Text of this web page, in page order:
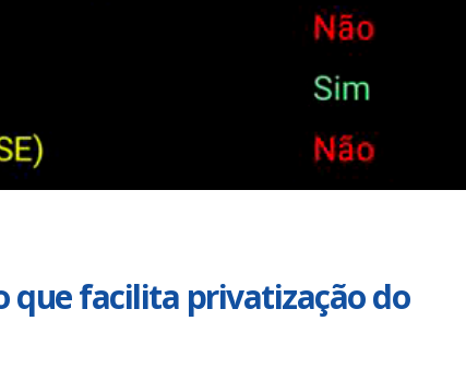
que facilita privatização do
21 de julho de 2026
eleição do SINDISAN;
acontece de 21 a 24